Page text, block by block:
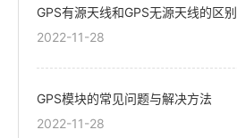
GPS有源天线和GPS无源天线的区别
2022-11-28
GPS模块的常见问题与解决方法
2022-11-28